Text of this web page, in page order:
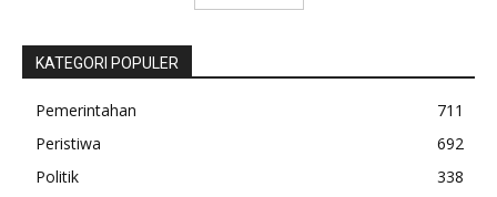
KATEGORI POPULER
Pemerintahan
711
Peristiwa
692
Politik
338